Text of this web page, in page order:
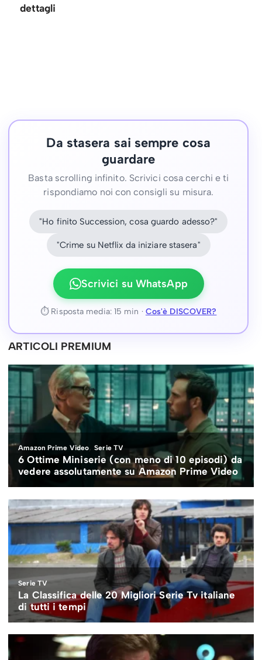
dettagli
Da stasera sai sempre cosa
guardare
Basta scrolling infinito. Scrivici cosa cerchi e ti
rispondiamo noi con consigli su misura.
"Ho finito Succession, cosa guardo adesso?"
"Crime su Netflix da iniziare stasera"
Scrivici su WhatsApp
⏱ Risposta media: 15 min · Cos'è DISCOVER?
ARTICOLI PREMIUM